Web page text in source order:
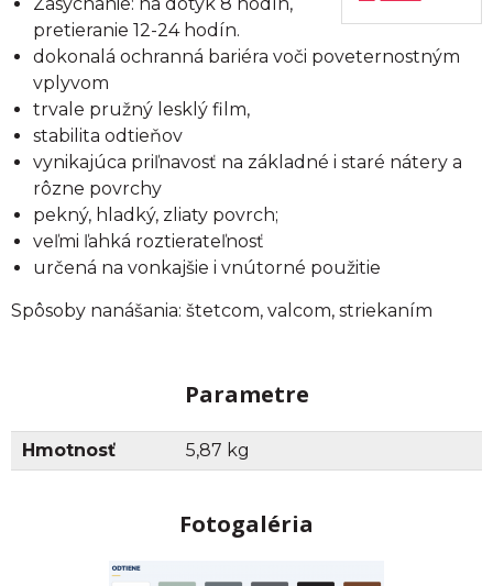
pretieranie 12-24 hodín.
dokonalá ochranná bariéra voči poveternostným
vplyvom
trvale pružný lesklý film,
stabilita odtieňov
vynikajúca priľnavosť na základné i staré nátery a
rôzne povrchy
pekný, hladký, zliaty povrch;
veľmi ľahká roztierateľnosť
určená na vonkajšie i vnútorné použitie
Spôsoby nanášania: štetcom, valcom, striekaním
Parametre
Hmotnosť 5,87 kg
Fotogaléria